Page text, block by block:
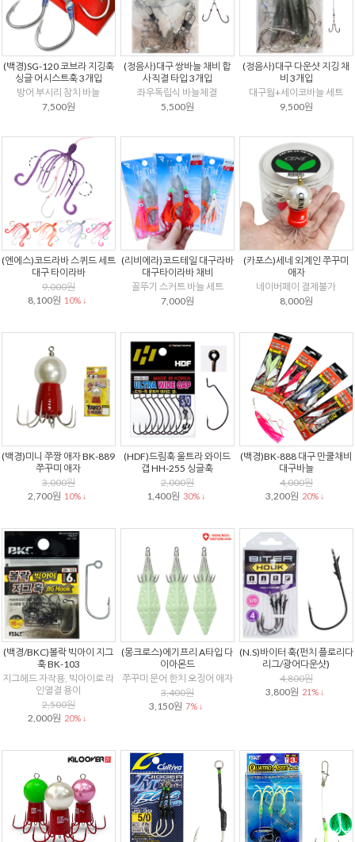
(백경)SG-120 코브라 지깅훅
싱글 어시스트훅 3개입
방어 부시리 참치 바늘
7,500원
(정음사)대구 쌍바늘 채비 합
사직결 타입 3개입
좌우독립식 바늘체결
5,500원
(정음사)대구 다운샷 지깅 채
비 3개입
대구웜+세이코바늘 세트
9,500원
(엔에스)코드라바 스퀴드 세트
대구 타이라바
9,000원
8,100원 10% ↓
(리비에라)코드테일 대구라바
대구타이라바 채비
꼴뚜기 스커트 바늘 세트
7,000원
(카포스)세네 외계인 쭈꾸미
애자
네이버페이 결제불가
8,000원
(백경)미니 쭈짱 애자 BK-889
쭈꾸미 애자
3,000원
2,700원 10% ↓
(HDF)드림훅 울트라 와이드
갭 HH-255 싱글훅
2,000원
1,400원 30% ↓
(백경)BK-888 대구 만쿨채비
대구바늘
4,000원
3,200원 20% ↓
(백경/BKC)볼락 빅아이 지그
훅 BK-103
지그헤드 자작용, 빅아이로 라
인열결 용이
2,500원
2,000원 20% ↓
(몽크로스)에기프리 A타입 다
이아몬드
쭈꾸미 문어 한치 오징어 애자
3,400원
3,150원 7% ↓
(N.S)바이터 훅(펀치 플로리다
리그/광어다운샷)
4,800원
3,800원 21% ↓